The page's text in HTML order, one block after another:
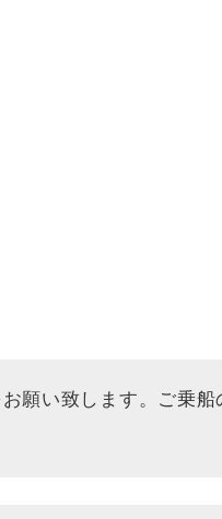
願い致します。ご乗船